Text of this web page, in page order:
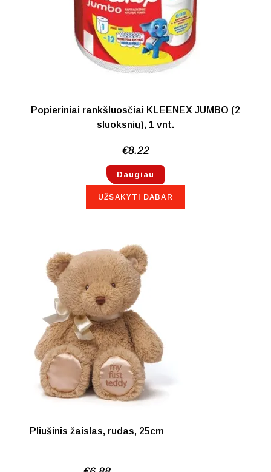
NETURIME
Popieriniai rankšluosčiai KLEENEX JUMBO (2
sluoksnių), 1 vnt.
€8.22
Daugiau
UŽSAKYTI DABAR
Pliušinis žaislas, rudas, 25cm